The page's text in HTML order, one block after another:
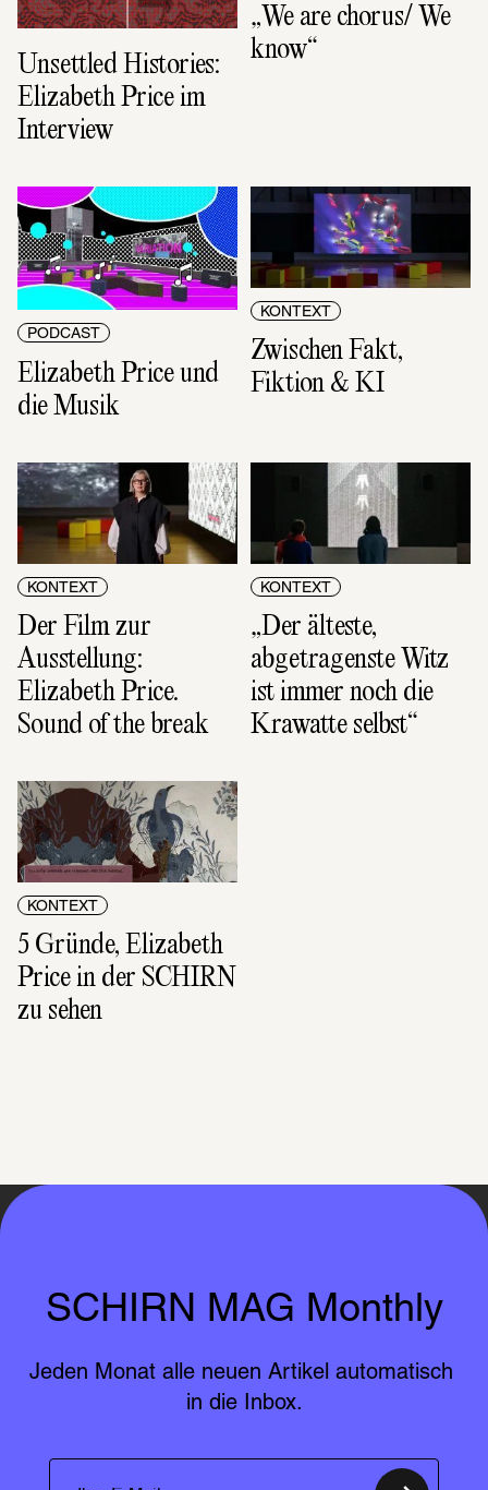
Unsettled Histories:
Elizabeth Price im
Interview
„We are chorus/ We
know“
PODCAST
Elizabeth Price und
die Musik
KONTEXT
Zwischen Fakt,
Fiktion & KI
KONTEXT
Der Film zur
Ausstellung:
Elizabeth Price.
Sound of the break
KONTEXT
„Der älteste,
abgetragenste Witz
ist immer noch die
Krawatte selbst“
KONTEXT
5 Gründe, Elizabeth
Price in der SCHIRN
zu sehen
SCHIRN MAG Monthly
Jeden Monat alle neuen Artikel automatisch
in die Inbox.